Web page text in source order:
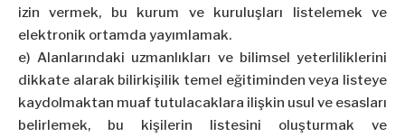
izin vermek, bu kurum ve kuruluşları listelemek ve
elektronik ortamda yayımlamak.
e) Alanlarındaki uzmanlıkları ve bilimsel yeterliliklerini
dikkate alarak bilirkişilik temel eğitiminden veya listeye
kaydolmaktan muaf tutulacaklara ilişkin usul ve esasları
belirlemek, bu kişilerin listesini oluşturmak ve